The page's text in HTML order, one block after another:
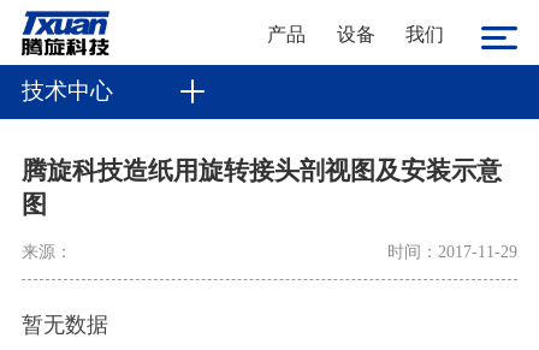
产品 设备 我们
技术中心
腾旋科技造纸用旋转接头剖视图及安装示意
图
来源： 时间：2017-11-29
暂无数据